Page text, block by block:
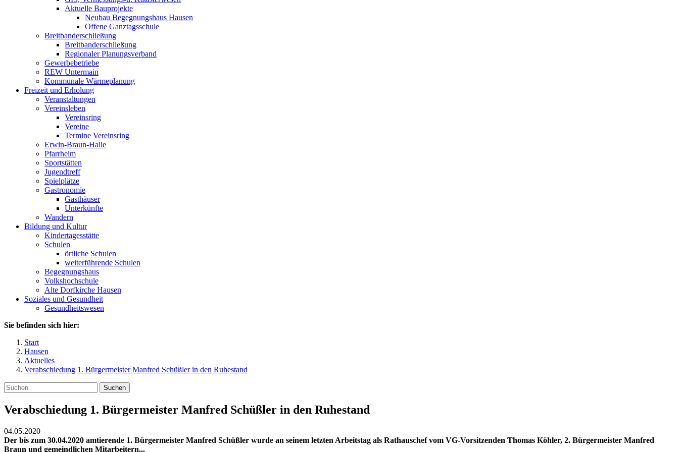
Aktuelle Bauprojekte
Neubau Begegnungshaus Hausen
Offene Ganztagsschule
Breitbanderschließung
Breitbanderschließung
Regionaler Planungsverband
Gewerbebetriebe
REW Untermain
Kommunale Wärmeplanung
Freizeit und Erholung
Veranstaltungen
Vereinsleben
Vereinsring
Vereine
Termine Vereinsring
Erwin-Braun-Halle
Pfarrheim
Sportstätten
Jugendtreff
Spielplätze
Gastronomie
Gasthäuser
Unterkünfte
Wandern
Bildung und Kultur
Kindertagesstätte
Schulen
örtliche Schulen
weiterführende Schulen
Begegnungshaus
Volkshochschule
Alte Dorfkirche Hausen
Soziales und Gesundheit
Gesundheitswesen
Sie befinden sich hier:
Start
Hausen
Aktuelles
Verabschiedung 1. Bürgermeister Manfred Schüßler in den Ruhestand
Suchen
Verabschiedung 1. Bürgermeister Manfred Schüßler in den Ruhestand
04.05.2020
Der bis zum 30.04.2020 amtierende 1. Bürgermeister Manfred Schüßler wurde an seinem letzten Arbeitstag als Rathauschef vom VG-Vorsitzenden Thomas Köhler, 2. Bürgermeister Manfred
Braun und gemeindlichen Mitarbeitern...